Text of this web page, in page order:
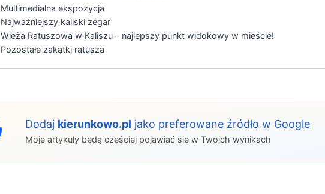
Multimedialna ekspozycja
Najważniejszy kaliski zegar
Wieża Ratuszowa w Kaliszu – najlepszy punkt widokowy w mieście!
Pozostałe zakątki ratusza
Dodaj kierunkowo.pl jako preferowane źródło w Google
Moje artykuły będą częściej pojawiać się w Twoich wynikach